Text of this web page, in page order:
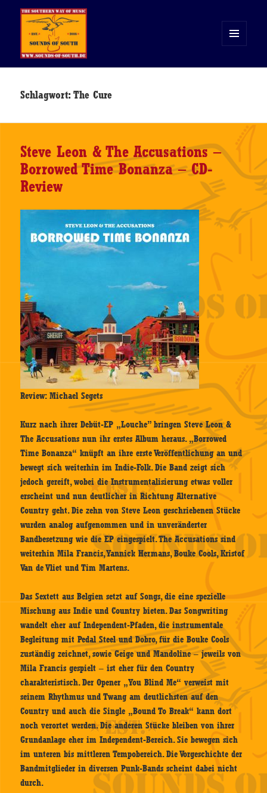
WIDGETS
Schlagwort:The Cure
Steve Leon & The Accusations –
Borrowed Time Bonanza – CD-
Review
Review: Michael Segets
Kurz nach ihrer Debüt-EP „Louche” bringen Steve Leon &
The Accusations nun ihr erstes Album heraus. „Borrowed
Time Bonanza“ knüpft an ihre erste Veröffentlichung an und
bewegt sich weiterhin im Indie-Folk. Die Band zeigt sich
jedoch gereift, wobei die Instrumentalisierung etwas voller
erscheint und nun deutlicher in Richtung Alternative
Country geht. Die zehn von Steve Leon geschriebenen Stücke
wurden analog aufgenommen und in unveränderter
Bandbesetzung wie die EP eingespielt. The Accusations sind
weiterhin Mila Francis, Yannick Hermans, Bouke Cools, Kristof
Van de Vliet und Tim Martens.
Das Sextett aus Belgien setzt auf Songs, die eine spezielle
Mischung aus Indie und Country bieten. Das Songwriting
wandelt eher auf Independent-Pfaden, die instrumentale
Begleitung mit Pedal Steel und Dobro, für die Bouke Cools
zuständig zeichnet, sowie Geige und Mandoline – jeweils von
Mila Francis gespielt – ist eher für den Country
charakteristisch. Der Opener „You Blind Me“ verweist mit
seinem Rhythmus und Twang am deutlichsten auf den
Country und auch die Single „Bound To Break“ kann dort
noch verortet werden. Die anderen Stücke bleiben von ihrer
Grundanlage eher im Independent-Bereich. Sie bewegen sich
im unteren bis mittleren Tempobereich. Die Vorgeschichte der
Bandmitglieder in diversen Punk-Bands scheint dabei nicht
durch.